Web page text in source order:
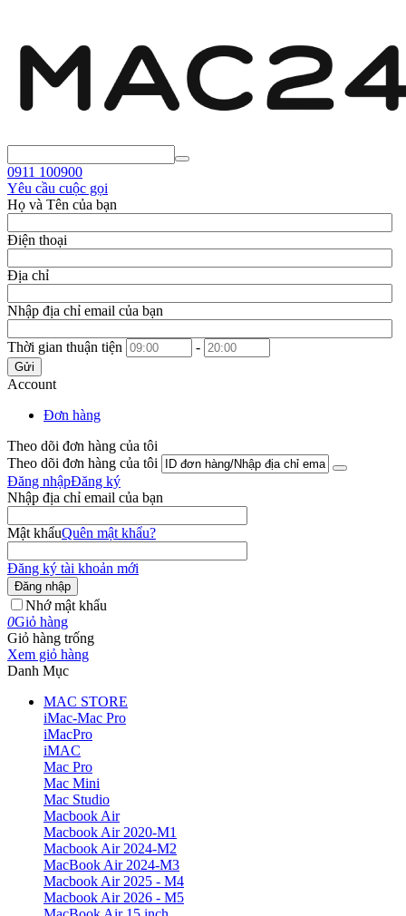
0911 100900
Yêu cầu cuộc gọi
Họ và Tên của bạn
Điện thoại
Địa chỉ
Nhập địa chỉ email của bạn
Thời gian thuận tiện -
Gửi
Account
Đơn hàng
Theo dõi đơn hàng của tôi
Theo dõi đơn hàng của tôi
Đăng nhậpĐăng ký
Nhập địa chỉ email của bạn
Mật khẩuQuên mật khẩu?
Đăng ký tài khoản mới
Đăng nhập
Nhớ mật khẩu
0Giỏ hàng
Giỏ hàng trống
Xem giỏ hàng
Danh Mục
MAC STORE
iMac-Mac Pro
iMacPro
iMAC
Mac Pro
Mac Mini
Mac Studio
Macbook Air
Macbook Air 2020-M1
Macbook Air 2024-M2
MacBook Air 2024-M3
Macbook Air 2025 - M4
Macbook Air 2026 - M5